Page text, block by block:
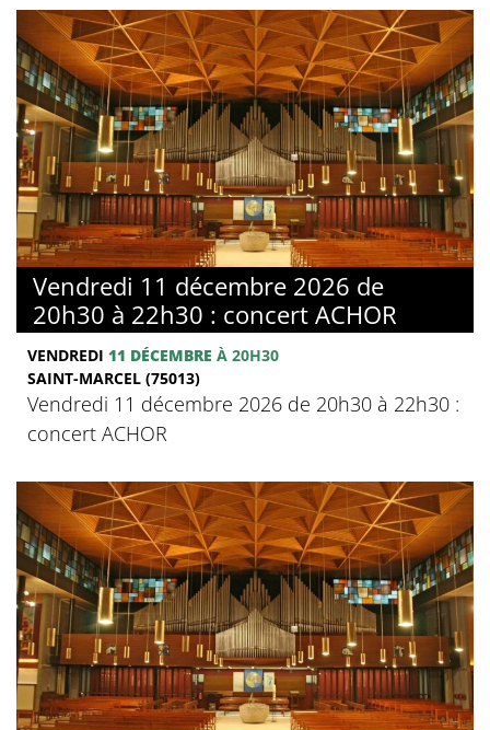
Vendredi 11 décembre 2026 de
20h30 à 22h30 : concert ACHOR
VENDREDI 11 DÉCEMBRE À 20H30
SAINT-MARCEL (75013)
Vendredi 11 décembre 2026 de 20h30 à 22h30 :
concert ACHOR